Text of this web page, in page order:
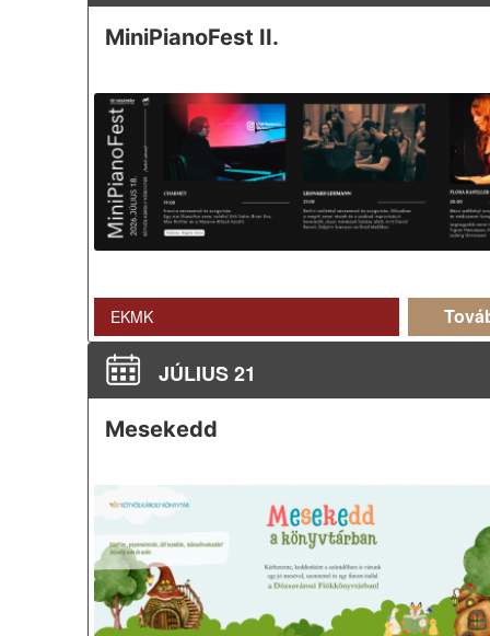
MiniPianoFest II.
EKMK
JÚLIUS 21
Mesekedd